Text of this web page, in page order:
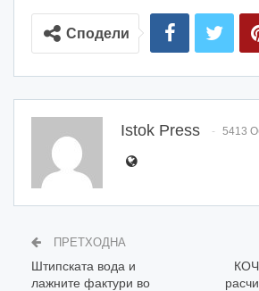
Сподели
Istok Press 5413
ПРЕТХОДНА
Штипската вода и
лажните фактури во